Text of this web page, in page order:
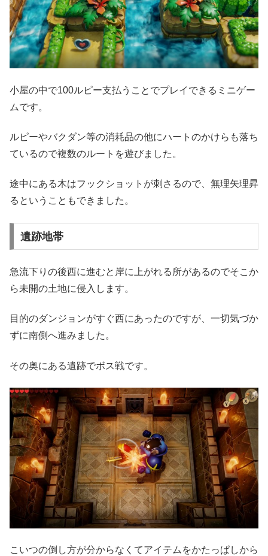
小屋の中で100ルピー支払うことでプレイできるミニゲー
ムです。
ルピーやバクダン等の消耗品の他にハートのかけらも落ち
ているので複数のルートを遊びました。
途中にある木はフックショットが刺さるので、無理矢理昇
るということもできました。
遺跡地帯
急流下りの後西に進むと岸に上がれる所があるのでそこか
ら未開の土地に侵入します。
目的のダンジョンがすぐ西にあったのですが、一切気づか
ずに南側へ進みました。
その奥にある遺跡でボス戦です。
こいつの倒し方が分からなくてアイテムをかたっぱしから